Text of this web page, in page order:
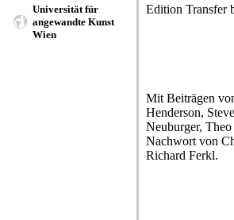
Universität für
angewandte Kunst
Wien
Edition Transfer
Mit Beiträgen
Henderson,
Neuburger,
Nachwort von
Richard Ferkl.